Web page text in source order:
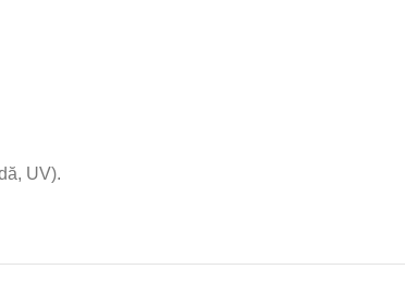
UV).